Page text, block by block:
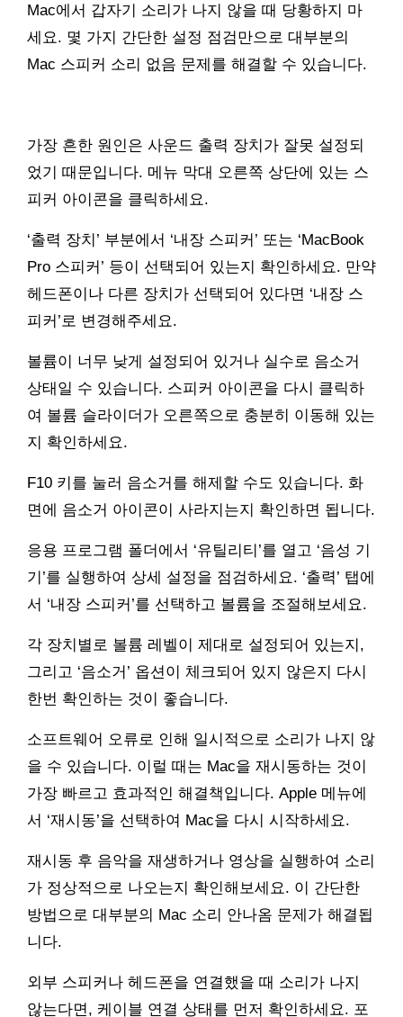
Mac에서 갑자기 소리가 나지 않을 때 당황하지 마
세요. 몇 가지 간단한 설정 점검만으로 대부분의
Mac 스피커 소리 없음 문제를 해결할 수 있습니다.
가장 흔한 원인은 사운드 출력 장치가 잘못 설정되
었기 때문입니다. 메뉴 막대 오른쪽 상단에 있는 스
피커 아이콘을 클릭하세요.
‘출력 장치’ 부분에서 ‘내장 스피커’ 또는 ‘MacBook
Pro 스피커’ 등이 선택되어 있는지 확인하세요. 만약
헤드폰이나 다른 장치가 선택되어 있다면 ‘내장 스
피커’로 변경해주세요.
볼륨이 너무 낮게 설정되어 있거나 실수로 음소거
상태일 수 있습니다. 스피커 아이콘을 다시 클릭하
여 볼륨 슬라이더가 오른쪽으로 충분히 이동해 있는
지 확인하세요.
F10 키를 눌러 음소거를 해제할 수도 있습니다. 화
면에 음소거 아이콘이 사라지는지 확인하면 됩니다.
응용 프로그램 폴더에서 ‘유틸리티’를 열고 ‘음성 기
기’를 실행하여 상세 설정을 점검하세요. ‘출력’ 탭에
서 ‘내장 스피커’를 선택하고 볼륨을 조절해보세요.
각 장치별로 볼륨 레벨이 제대로 설정되어 있는지,
그리고 ‘음소거’ 옵션이 체크되어 있지 않은지 다시
한번 확인하는 것이 좋습니다.
소프트웨어 오류로 인해 일시적으로 소리가 나지 않
을 수 있습니다. 이럴 때는 Mac을 재시동하는 것이
가장 빠르고 효과적인 해결책입니다. Apple 메뉴에
서 ‘재시동’을 선택하여 Mac을 다시 시작하세요.
재시동 후 음악을 재생하거나 영상을 실행하여 소리
가 정상적으로 나오는지 확인해보세요. 이 간단한
방법으로 대부분의 Mac 소리 안나옴 문제가 해결됩
니다.
외부 스피커나 헤드폰을 연결했을 때 소리가 나지
않는다면, 케이블 연결 상태를 먼저 확인하세요. 포